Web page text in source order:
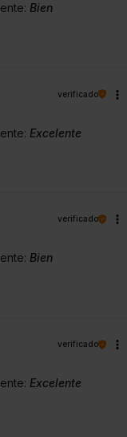
Bien
verificado
Excelente
verificado
Bien
verificado
Excelente